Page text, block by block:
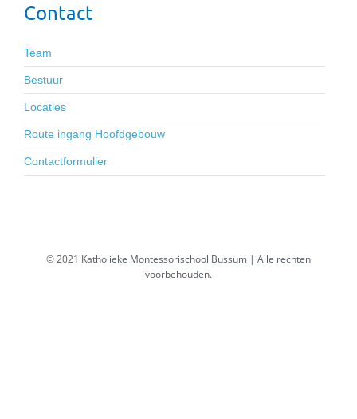
Contact
Team
Bestuur
Locaties
Route ingang Hoofdgebouw
Contactformulier
© 2021 Katholieke Montessorischool Bussum | Alle rechten
voorbehouden.